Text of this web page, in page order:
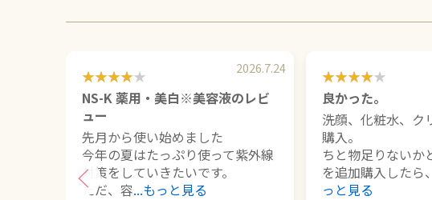
2026.7.24
NS-K 薬用・美白※美容液のレビ
ュー
先月から使い始めました
今年の夏はたっぷり使って紫外線
対策をしていきたいです。
ただ、容...もっと見る
良かった。
洗顔、化粧水、ク
購入。
ちと物足りないか
を追加購入したら
っと見る